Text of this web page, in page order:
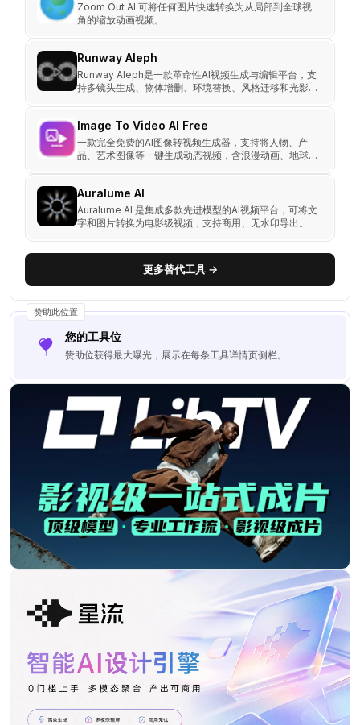
Zoom Out AI 可将任何图片快速转换为从局部到全球视
角的缩放动画视频。
Runway Aleph
Runway Aleph是一款革命性AI视频生成与编辑平台，支
持多镜头生成、物体增删、环境替换、风格迁移和光影调
Image To Video AI Free
一款完全免费的AI图像转视频生成器，支持将人物、产
品、艺术图像等一键生成动态视频，含浪漫动画、地球缩
Auralume AI
Auralume AI 是集成多款先进模型的AI视频平台，可将文
字和图片转换为电影级视频，支持商用、无水印导出。
更多替代工具 →
赞助此位置
您的工具位
赞助位获得最大曝光，展示在每条工具详情页侧栏。